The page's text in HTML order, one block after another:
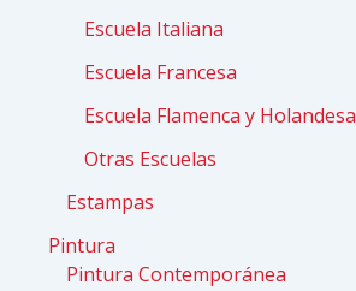
Escuela Italiana
Escuela Francesa
Escuela Flamenca y Holandesa
Otras Escuelas
Estampas
Pintura
Pintura Contemporánea